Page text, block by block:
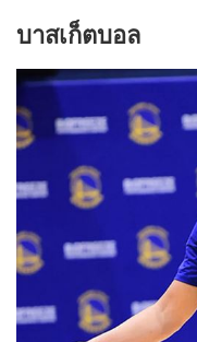
บาสเก็ตบอล